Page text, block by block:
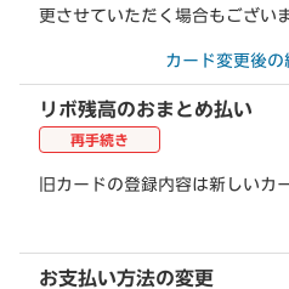
更させていただく場合もございま
カード変更後
リボ残高のおまとめ払い
再手続き
旧カードの登録内容は新しいカ
お支払い方法の変更